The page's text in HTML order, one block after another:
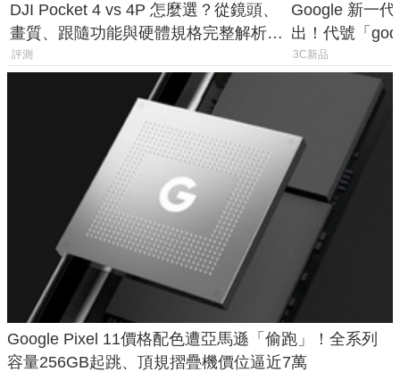
DJI Pocket 4 vs 4P 怎麼選？從鏡頭、
畫質、跟隨功能與硬體規格完整解析，
一次看懂兩台差異
評測
Google 新一
出！代號「
鎖定 AI 應用
3C新品
Google Pixel 11價格配色遭亞馬遜「偷跑」！全系列
容量256GB起跳、頂規摺疊機價位逼近7萬